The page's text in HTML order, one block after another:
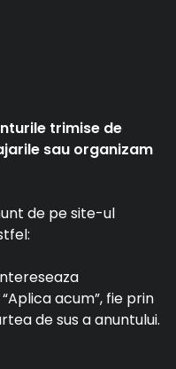
trimise de
sau organizam
de pe site-ul
acum”, fie prin
de sus a anuntului.